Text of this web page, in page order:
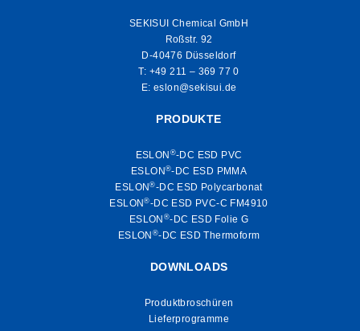
SEKISUI Chemical GmbH
Roßstr. 92
D-40476 Düsseldorf
T: +49 211 – 369 77 0
E: eslon@sekisui.de
PRODUKTE
ESLON ®-DC ESD PVC
ESLON ®-DC ESD PMMA
ESLON®-DC ESD Polycarbonat
ESLON®-DC ESD PVC-C FM4910
ESLON ®-DC ESD Folie G
ESLON ®-DC ESD Thermoform
DOWNLOADS
Produktbroschüren
Lieferprogramme